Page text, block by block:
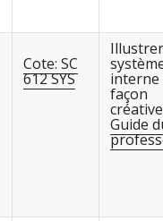
Cote: SC
612 SYS interne
façon
Guide